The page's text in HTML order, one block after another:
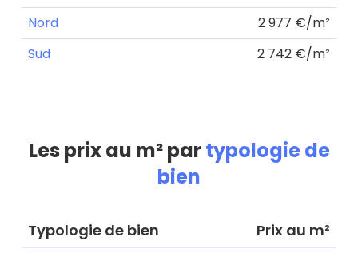
Nord
2 977 €/m²
Sud
2 742 €/m²
Les prix au m² partypologie de
bien
Typologie de bien Prix au m²